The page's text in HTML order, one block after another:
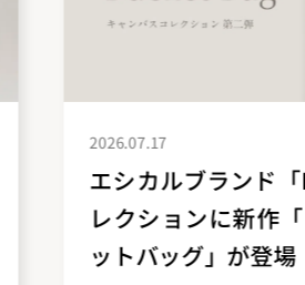
ド「LIB」、異素材コ
作「キャンバス バケ